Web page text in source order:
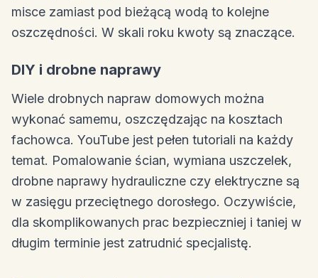
misce zamiast pod bieżącą wodą to kolejne
oszczędności. W skali roku kwoty są znaczące.
DIY i drobne naprawy
Wiele drobnych napraw domowych można
wykonać samemu, oszczędzając na kosztach
fachowca. YouTube jest pełen tutoriali na każdy
temat. Pomalowanie ścian, wymiana uszczelek,
drobne naprawy hydrauliczne czy elektryczne są
w zasięgu przeciętnego dorosłego. Oczywiście,
dla skomplikowanych prac bezpieczniej i taniej w
długim terminie jest zatrudnić specjalistę.